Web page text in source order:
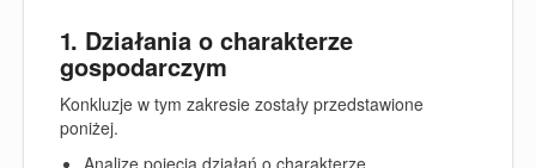
1. Działania o charakterze
gospodarczym
Konkluzje w tym zakresie zostały przedstawione
poniżej.
Analizę pojęcia działań o charakterze